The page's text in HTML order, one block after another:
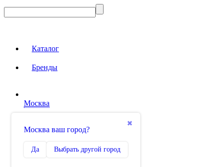
Каталог
Бренды
Москва
✖
Москва ваш город?
Да Выбрать другой город
Сравнение